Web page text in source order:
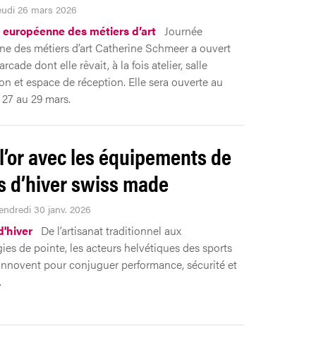
26 mars 2026
européenne des métiers d’art Journée
des métiers d’art Catherine Schmeer a ouvert
dont elle rêvait, à la fois atelier, salle
et espace de réception. Elle sera ouverte au
au 29 mars.
avec les équipements de
d’hiver swiss made
30 janv. 2026
De l’artisanat traditionnel aux
de pointe, les acteurs helvétiques des sports
pour conjuguer performance, sécurité et